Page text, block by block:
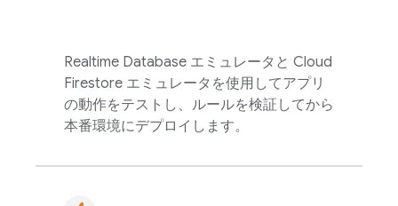
Realtime Database エミュレータと Cloud
Firestore エミュレータを使用してアプリ
の動作をテストし、ルールを検証してから
本番環境にデプロイします。